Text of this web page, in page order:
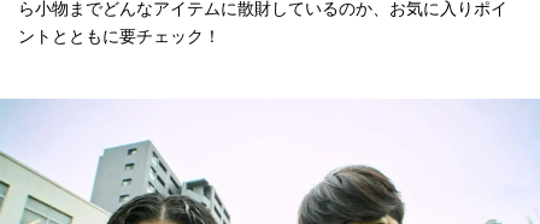
ら小物までどんなアイテムに散財しているのか、お気に入りポイ
ントとともに要チェック！